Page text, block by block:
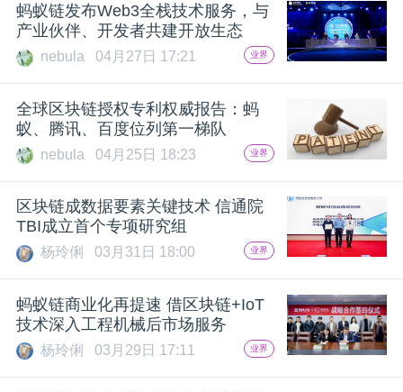
心
GAIR
专
题
搞
蚂蚁链发布Web3全栈技术服务，与
产业伙伴、开发者共建开放生态
nebula 04月27日 17:21 业界
全球区块链授权专利权威报告：蚂
蚁、腾讯、百度位列第一梯队
nebula 04月25日 18:23 业界
区块链成数据要素关键技术 信通院
TBI成立首个专项研究组
杨玲俐 03月31日 18:00 业界
蚂蚁链商业化再提速 借区块链+IoT
技术深入工程机械后市场服务
杨玲俐 03月29日 17:11 业界